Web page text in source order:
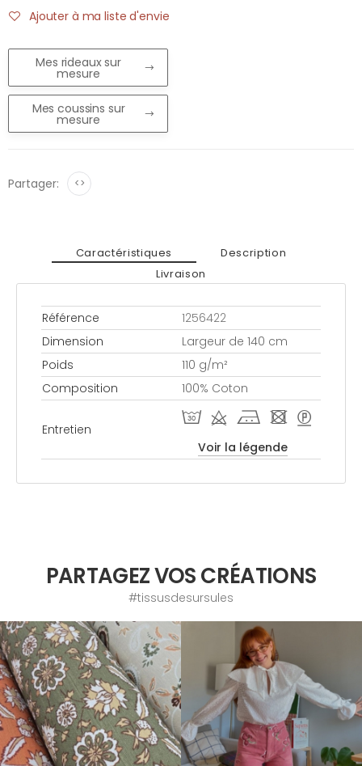
Ajouter à ma liste d'envie
Mes rideaux sur
mesure
Mes coussins sur
mesure
Partager: <>
Caractéristiques
Description
Livraison
Référence
1256422
Dimension
Largeur de 140 cm
Poids
110 g/m²
Composition
100% Coton
Entretien
T d j - >
Voir la légende
PARTAGEZ VOS CRÉATIONS
#tissusdesursules